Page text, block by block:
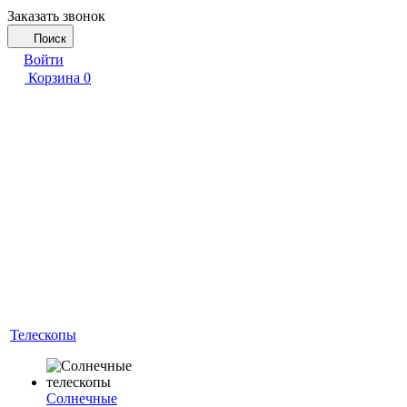
Заказать звонок
Поиск
Войти
Корзина 0
Телескопы
Солнечные